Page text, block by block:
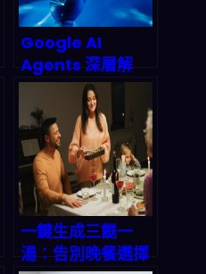
Google AI
Agents 深層解
析：從搜尋框到萬
用助手的產業巨
變，2026年智能
代理市場誰能為
王？
一鍵生成三餸一
湯：告別晚餐選擇